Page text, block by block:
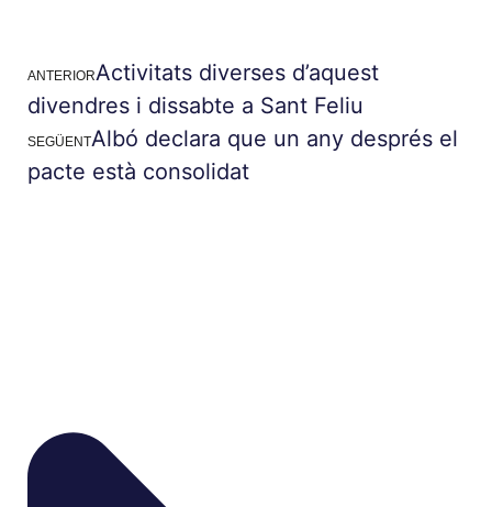
ANTERIORActivitats diverses d’aquest
divendres i dissabte a Sant Feliu
SEGÜENTAlbó declara que un any després el
pacte està consolidat